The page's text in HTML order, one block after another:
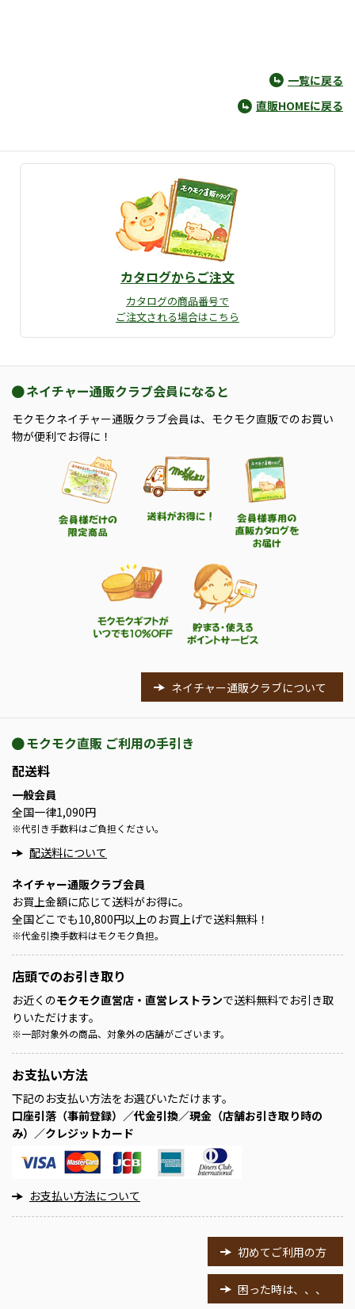
一覧に戻る
直販HOMEに戻る
カタログからご注文
カタログの商品番号で
ご注文される場合はこちら
ネイチャー通販クラブ会員になると
モクモクネイチャー通販クラブ会員は、モクモク直販でのお買い
物が便利でお得に！
ネイチャー通販クラブについて
モクモク直販 ご利用の手引き
配送料
一般会員
全国一律1,090円
※代引き手数料はご負担ください。
配送料について
ネイチャー通販クラブ会員
お買上金額に応じて送料がお得に。
全国どこでも10,800円以上のお買上げで送料無料！
※代金引換手数料はモクモク負担。
店頭でのお引き取り
お近くのモクモク直営店・直営レストランで送料無料でお引き取
りいただけます。
※一部対象外の商品、対象外の店舗がございます。
お支払い方法
下記のお支払い方法をお選びいただけます。
口座引落（事前登録）／代金引換／現金（店舗お引き取り時の
み）／クレジットカード
お支払い方法について
初めてご利用の方
困った時は、、、